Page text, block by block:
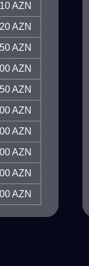
AZN
AZN
AZN
AZN
AZN
AZN
AZN
AZN
AZN
AZN